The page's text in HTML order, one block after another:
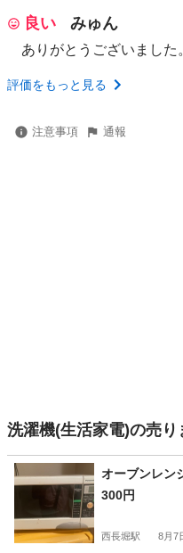
良い みゅん
ありがとうございました
評価をもっと見る
注意事項 通報
洗濯機(生活家電)の売
オーブンレン
300円
西長堀駅 8月7